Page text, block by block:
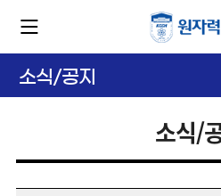
본문으로 가
주메뉴로 가
카피라이트로
소식/공지
소식/